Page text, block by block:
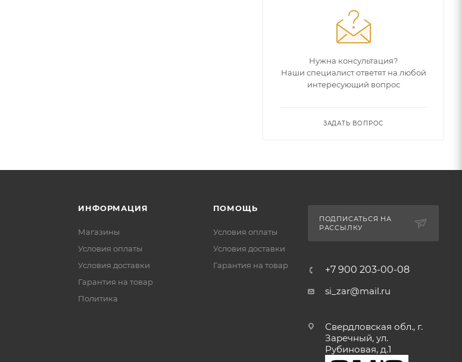
Нужна консультация?
Наши специалист ответят на любой
интересующий вопрос
ЗАДАТЬ ВОПРОС
ИНФОРМАЦИЯ
Магазины
Условия оплаты
Условия доставки
Гарантия на товар
Политика
ПОМОЩЬ
Условия оплаты
Условия доставки
Гарантия на товар
ПОДПИСАТЬСЯ НА
РАССЫЛКУ
+7 900 203-00-08
si_zar@mail.ru
Свердловская обл., г.
Заречный, ул.
Рубиновая, д.1